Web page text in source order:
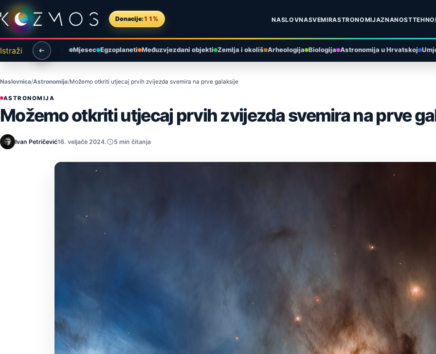
Preskoči na sadržaj
Donacije: 11% NASLOVNASVEMIRASTRONOMIJAZNANOST
Istraži Mjesec Egzoplaneti Međuzvjezdani objekti Zemlja i okoliš Arheologija Biologija Astronomija u Hrvatskoj
Naslovnica Astronomija Možemo otkriti utjecaj prvih zvijezda svemira na prve galaksije
ASTRONOMIJA
Možemo otkriti utjecaj prvih zvijezda svemira na prve
Ivan Petričević16. veljače 2024. 5 min čitanja